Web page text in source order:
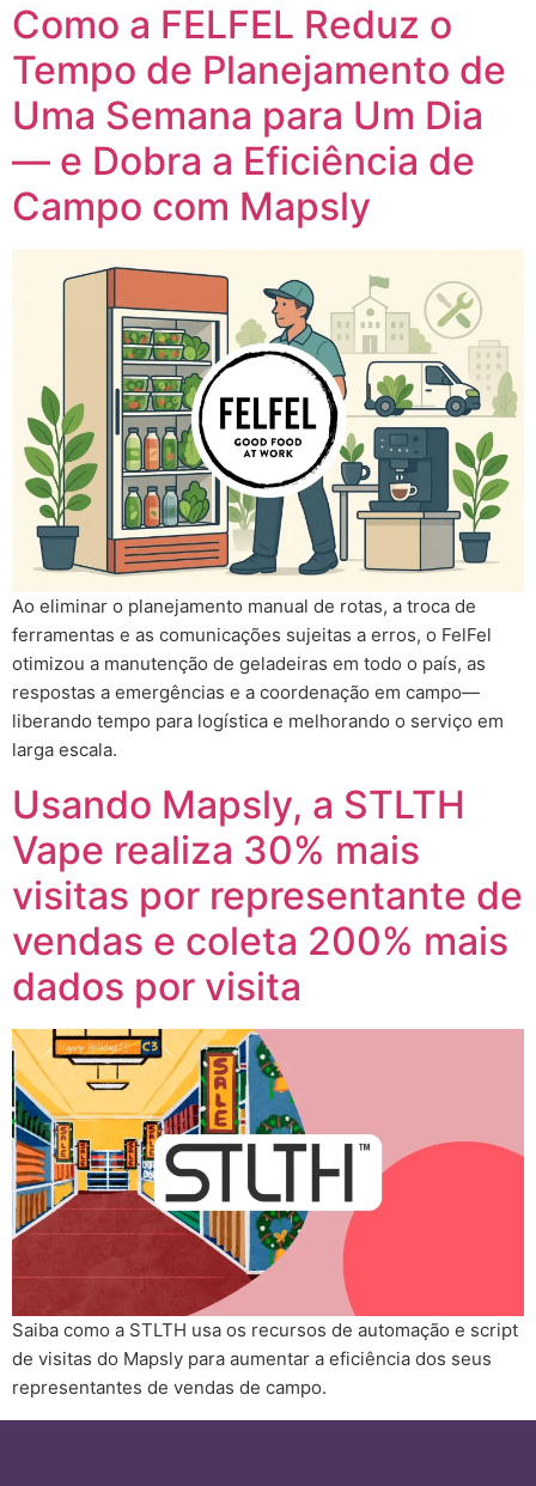
Como a FELFEL Reduz o
Tempo de Planejamento de
Uma Semana para Um Dia
— e Dobra a Eficiência de
Campo com Mapsly
Ao eliminar o planejamento manual de rotas, a troca de
ferramentas e as comunicações sujeitas a erros, o FelFel
otimizou a manutenção de geladeiras em todo o país, as
respostas a emergências e a coordenação em campo—
liberando tempo para logística e melhorando o serviço em
larga escala.
Usando Mapsly, a STLTH
Vape realiza 30% mais
visitas por representante de
vendas e coleta 200% mais
dados por visita
Saiba como a STLTH usa os recursos de automação e script
de visitas do Mapsly para aumentar a eficiência dos seus
representantes de vendas de campo.